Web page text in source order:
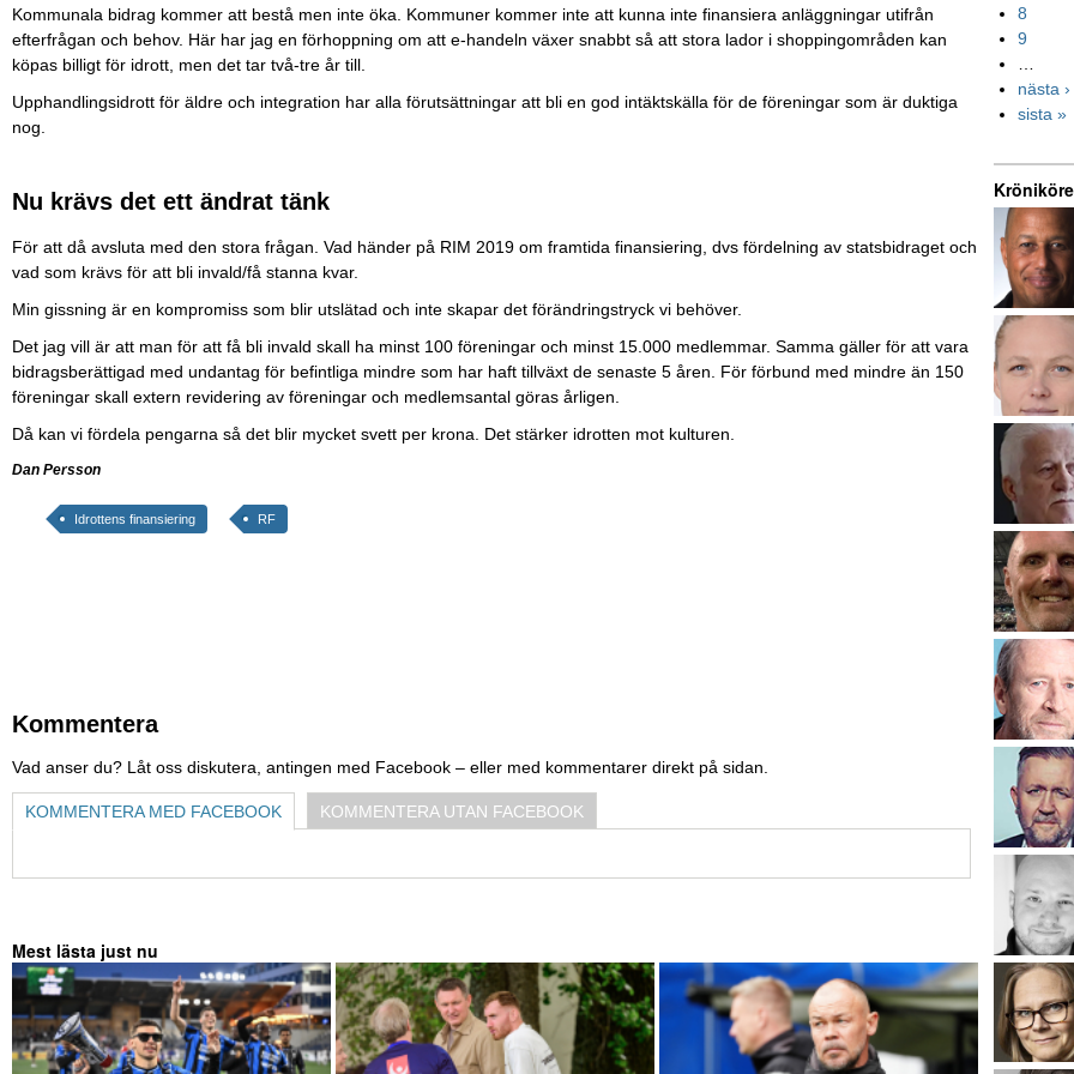
Kommunala bidrag kommer att bestå men inte öka. Kommuner kommer inte att kunna inte finansiera anläggningar utifrån
efterfrågan och behov. Här har jag en förhoppning om att e-handeln växer snabbt så att stora lador i shoppingområden kan
köpas billigt för idrott, men det tar två-tre år till.
Upphandlingsidrott för äldre och integration har alla förutsättningar att bli en god intäktskälla för de föreningar som är duktiga
nog.
Nu krävs det ett ändrat tänk
För att då avsluta med den stora frågan. Vad händer på RIM 2019 om framtida finansiering, dvs fördelning av statsbidraget och
vad som krävs för att bli invald/få stanna kvar.
Min gissning är en kompromiss som blir utslätad och inte skapar det förändringstryck vi behöver.
Det jag vill är att man för att få bli invald skall ha minst 100 föreningar och minst 15.000 medlemmar. Samma gäller för att vara
bidragsberättigad med undantag för befintliga mindre som har haft tillväxt de senaste 5 åren. För förbund med mindre än 150
föreningar skall extern revidering av föreningar och medlemsantal göras årligen.
Då kan vi fördela pengarna så det blir mycket svett per krona. Det stärker idrotten mot kulturen.
Dan Persson
Idrottens finansiering RF
Kommentera
Vad anser du? Låt oss diskutera, antingen med Facebook – eller med kommentarer direkt på sidan.
KOMMENTERA MED FACEBOOK KOMMENTERA UTAN FACEBOOK
Mest lästa just nu
8
9
…
nästa ›
sista »